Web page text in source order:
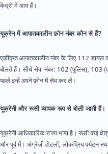
केंद्रों में आम हैं।
यूक्रेन में आपातकालीन फ़ोन नंबर कौन से हैं?
एकीकृत आपातकालीन नंबर के लिए 112
बोलते हैं। सीधे सेवा नंबर: 102 (पुलिस), 103
पहले इन्हें अपने फ़ोन में सेव कर लें।
यूक्रेनी और रूसी व्यापक रूप से बोली जाती हैं।
यूक्रेनी आधिकारिक राज्य भाषा है। रूसी कई
और पूर्व में। अंग्रेज़ी होटलों, लोकप्रिय पर्यटन